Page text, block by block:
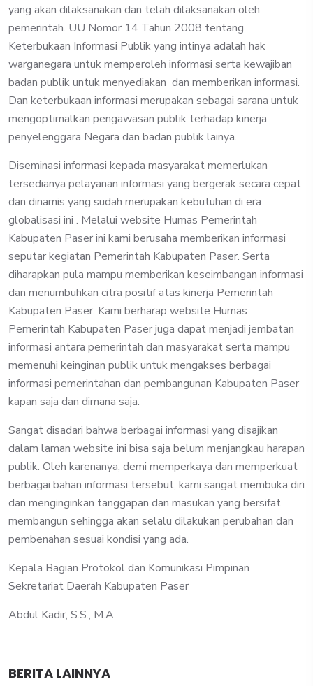
yang akan dilaksanakan dan telah dilaksanakan oleh
pemerintah. UU Nomor 14 Tahun 2008 tentang
Keterbukaan Informasi Publik yang intinya adalah hak
warganegara untuk memperoleh informasi serta kewajiban
badan publik untuk menyediakan dan memberikan informasi.
Dan keterbukaan informasi merupakan sebagai sarana untuk
mengoptimalkan pengawasan publik terhadap kinerja
penyelenggara Negara dan badan publik lainya.
Diseminasi informasi kepada masyarakat memerlukan
tersedianya pelayanan informasi yang bergerak secara cepat
dan dinamis yang sudah merupakan kebutuhan di era
globalisasi ini . Melalui website Humas Pemerintah
Kabupaten Paser ini kami berusaha memberikan informasi
seputar kegiatan Pemerintah Kabupaten Paser. Serta
diharapkan pula mampu memberikan keseimbangan informasi
dan menumbuhkan citra positif atas kinerja Pemerintah
Kabupaten Paser. Kami berharap website Humas
Pemerintah Kabupaten Paser juga dapat menjadi jembatan
informasi antara pemerintah dan masyarakat serta mampu
memenuhi keinginan publik untuk mengakses berbagai
informasi pemerintahan dan pembangunan Kabupaten Paser
kapan saja dan dimana saja.
Sangat disadari bahwa berbagai informasi yang disajikan
dalam laman website ini bisa saja belum menjangkau harapan
publik. Oleh karenanya, demi memperkaya dan memperkuat
berbagai bahan informasi tersebut, kami sangat membuka diri
dan menginginkan tanggapan dan masukan yang bersifat
membangun sehingga akan selalu dilakukan perubahan dan
pembenahan sesuai kondisi yang ada.
Kepala Bagian Protokol dan Komunikasi Pimpinan
Sekretariat Daerah Kabupaten Paser
Abdul Kadir, S.S., M.A
BERITA LAINNYA